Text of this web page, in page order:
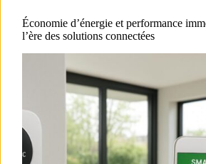
Économie d’énergie et performance
l’ère des solutions connectées